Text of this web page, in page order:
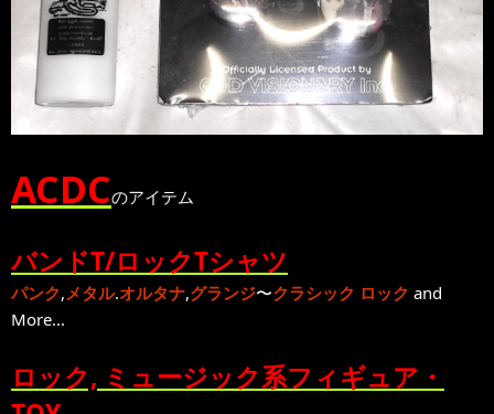
ACDCのアイテム
バンドT/ロックTシャツ
パンク,メタル.オルタナ,グランジ〜クラシック ロック and
More...
ロック, ミュージック系フィギュア・